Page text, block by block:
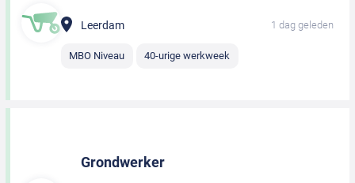
Leerdam 1 dag geleden
MBO Niveau 40-urige werkweek
Grondwerker